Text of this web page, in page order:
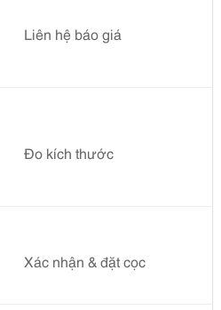
Liên hệ báo giá
Đo kích thước
Xác nhận & đặt cọc